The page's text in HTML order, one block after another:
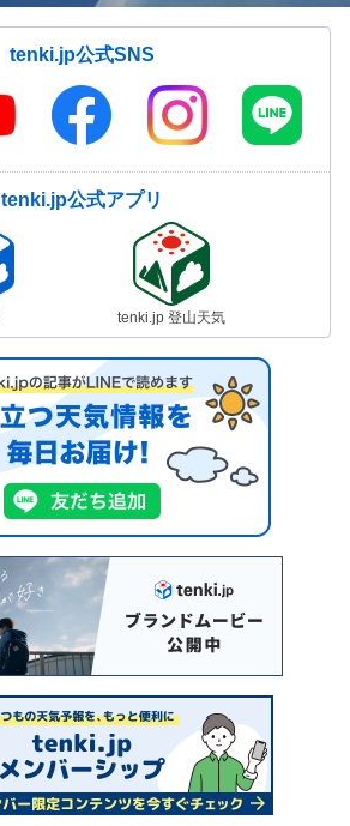
tenki.jp公式SNS
tenki.jp公式アプリ
tenki.jp 登山天気